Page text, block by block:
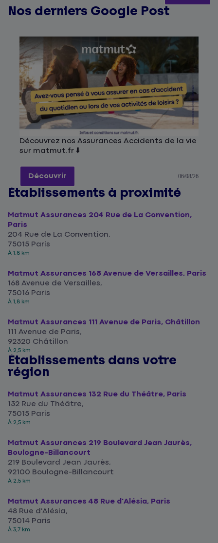
Nos derniers Google Post
Découvrez nos Assurances Accidents de la vie
sur matmut.fr ⬇️
Découvrir 06/08/26
Établissements à proximité
Matmut Assurances 204 Rue de La Convention,
Paris
204 Rue de La Convention,
75015 Paris
À 1,8 km
Matmut Assurances 168 Avenue de Versailles, Paris
168 Avenue de Versailles,
75016 Paris
À 1,8 km
Matmut Assurances 111 Avenue de Paris, Châtillon
111 Avenue de Paris,
92320 Châtillon
À 2,5 km
Établissements dans votre
région
Matmut Assurances 132 Rue du Théâtre, Paris
132 Rue du Théâtre,
75015 Paris
À 2,5 km
Matmut Assurances 219 Boulevard Jean Jaurès,
Boulogne-Billancourt
219 Boulevard Jean Jaurès,
92100 Boulogne-Billancourt
À 2,5 km
Matmut Assurances 48 Rue d'Alésia, Paris
48 Rue d'Alésia,
75014 Paris
À 3,7 km